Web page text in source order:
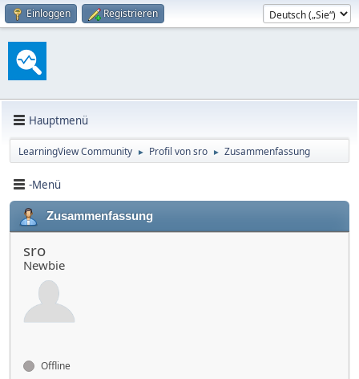
Einloggen Registrieren
Hauptmenü
LearningView Community ► Profil von sro ► Zusammenfassung
-Menü
Zusammenfassung
sro
Newbie
Offline